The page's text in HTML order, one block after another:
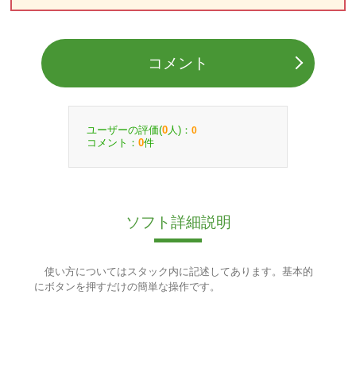
コメント
ユーザーの評価(0 人)： 0
コメント： 0件
ソフト詳細説明
使い方についてはスタック内に記述してあります。基本的
にボタンを押すだけの簡単な操作です。